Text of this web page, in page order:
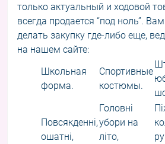
только актуальный и ходовой
всегда продается “под ноль”.
делать закупку где-либо еще,
на нашем сайте:
Школьная
форма.
Спортивные
костюмы.
Повсякденні,
ошатні,
Головні
убори на
літо,